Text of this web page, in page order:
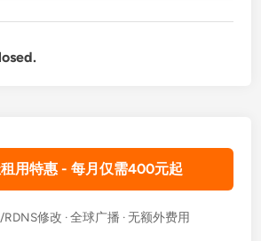
用特惠 - 每月仅需400元起
修改 · 全球广播 · 无额外费用